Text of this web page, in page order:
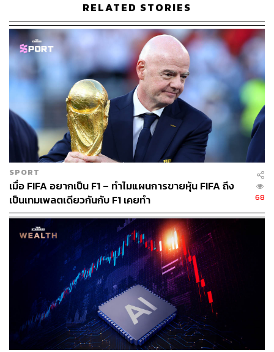
สหัสวรรษ ซึ่งชนะผลตอบแทน 6.5% ของดัชนี S&P
และเมื่อไม่นานมานี้ บัฟเฟตต์เพิ่งไปเยือนญี่ปุ่นเพื่อเพิ่มผล
ตอบแทนของ Berkshire ซึ่งผู้ร่วมเซอร์เวย์ราว 59% เห็นด้วย
กับบัฟเฟตต์ว่า หุ้นญี่ปุ่นยังมีคุณค่าเพิ่มและจะให้ผลตอบแทน
ที่ดีกว่าหุ้นสหรัฐฯ
ทั้งนี้ หุ้นญี่ปุ่นให้อัตราผลตอบแทนกำไรในอนาคตที่ 5.8%
เทียบกับประมาณ 5.3% ในดัชนี S&P
นอกจากนี้หุ้นสหรัฐฯ ยังเผชิญกับการปรับขึ้นอัตราดอกเบี้ยอีก
อย่างน้อยหนึ่งครั้ง ในขณะที่หุ้นญี่ปุ่นมีต้นทุนการกู้ยืมที่ต่ำ
เนื่องจากการกำหนด Yield Curve Control ของ BOJ
ข่าวที่เกี่ยวข้อง
ไขคำตอบ…ทำไม หุ้นเวียดนาม ดิ่งเกือบจะหนักสุดของ
โลก ล้างภาพดาวรุ่งแห่งเอเชีย
จับตา! หุ้นฮ่องกง ดีดกลับจริงหรือแค่ชั่วคราว หลังผู้นำจี
นส่งสัญญาณหนุนตลาดหุ้นอีกครั้ง
ส่อง 9 ตลาดหุ้นเอเชีย ‘อินโดนีเซีย’ แชมป์เงินไหลเข้าม
ากสุด และเป็นตลาดหนึ่งเดียวที่ยืนบวก
RELATED STORIES
SPORT
เมื่อ FIFA อยากเป็น F1 – ทำไมแผนการขายหุ้น FIFA ถึง
เป็นเทมเพลตเดียวกันกับ F1 เคยทำ
68